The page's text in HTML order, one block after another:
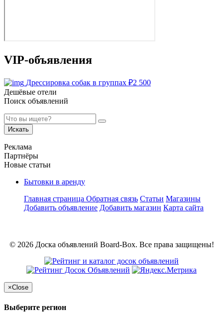
VIP-объявления
Дрессировка собак в группах ₽2 500
Дешёвые отели
Поиск объявлений
Искать
Реклама
Партнёры
Новые статьи
Бытовки в аренду
Главная страница Обратная связь Статьи Магазины
Добавить объявление Добавить магазин Карта сайта
© 2026 Доска объявлений Board-Box. Все права защищены!
×Close
Выберите регион